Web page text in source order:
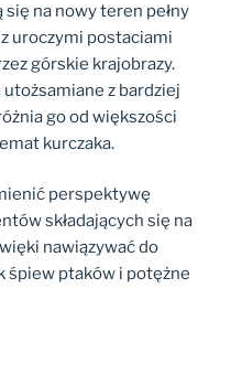
na nowy teren pełny
uroczymi postaciami
górskie krajobrazy.
z bardziej
go od większości
kurczaka.
perspektywę
składających się na
nawiązywać do
śpiew ptaków i potężne